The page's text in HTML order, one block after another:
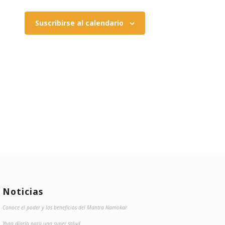
Suscribirse al calendario
Noticias
Conoce el poder y los beneficios del Mantra Namokar
Yoga diario para una super salud